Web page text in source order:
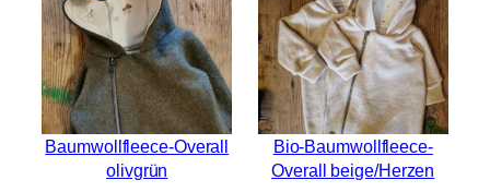
Baumwollfleece-Overall
olivgrün
Bio-Baumwollfleece-
Overall beige/Herzen